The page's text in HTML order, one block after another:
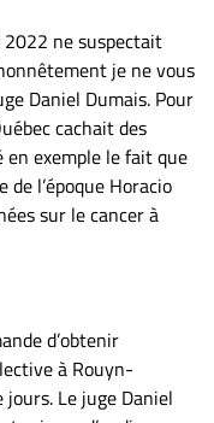
ne suspectait
je ne vous
Daniel Dumais. Pour
cachait des
exemple le fait que
l’époque Horacio
sur le cancer à
d’obtenir
à Rouyn-
Le juge Daniel